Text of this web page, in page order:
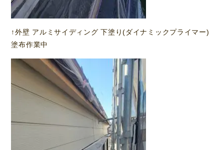
↑外壁 アルミサイディング 下塗り(ダイナミックプライマー)
塗布作業中